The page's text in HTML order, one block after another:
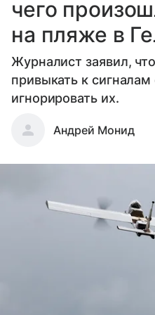
чего
на пляже в
Журналист заявил,
привыкать к сигналам
игнорировать их.
Андрей Монид